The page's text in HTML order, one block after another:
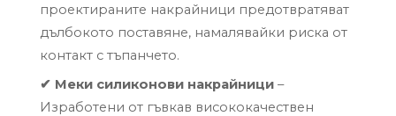
проектираните накрайници предотвратяват
дълбокото поставяне, намалявайки риска от
контакт с тъпанчето.
✔ Меки силиконови накрайници –
Изработени от гъвкав висококачествен